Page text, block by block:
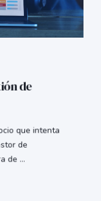
de
que intenta
de
de ...